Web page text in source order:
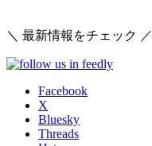
＼ 最新情報をチェック ／
Facebook
X
Bluesky
Threads